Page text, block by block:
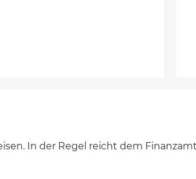
In der Regel reicht dem